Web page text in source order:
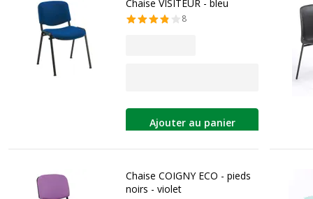
Chaise VISITEUR - bleu
8
Ajouter au panier
Chaise COIGNY ECO - pieds
noirs - violet